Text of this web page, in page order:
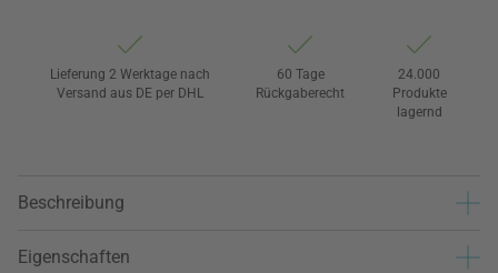
Lieferung 2 Werktage nach
Versand aus DE per DHL
60 Tage
Rückgaberecht
24.000
Produkte
lagernd
Beschreibung
Eigenschaften